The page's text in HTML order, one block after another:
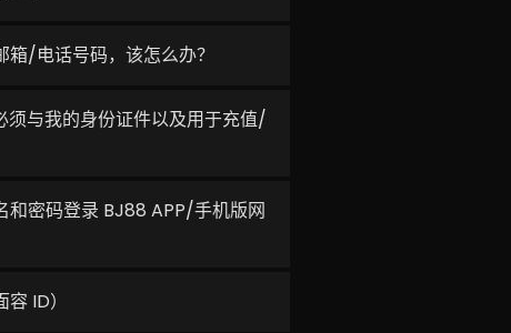
/电话号码，该怎么办？
须与我的身份证件以及用于充值/
和密码登录 BJ88 APP/手机版网
ID）